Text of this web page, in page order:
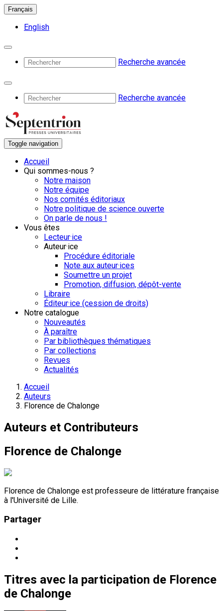
Français
English
Recherche avancée
Recherche avancée
Toggle navigation
Accueil
Qui sommes-nous ?
Notre maison
Notre équipe
Nos comités éditoriaux
Notre politique de science ouverte
On parle de nous !
Vous êtes
Lecteur·ice
Auteur·ice
Procédure éditoriale
Note aux auteur·ices
Soumettre un projet
Promotion, diffusion, dépôt-vente
Libraire
Éditeur·ice (cession de droits)
Notre catalogue
Nouveautés
À paraître
Par bibliothèques thématiques
Par collections
Revues
Actualités
Accueil
Auteurs
Florence de Chalonge
Auteurs et Contributeurs
Florence de Chalonge
Florence de Chalonge est professeure de littérature française
à l'Université de Lille.
Partager
Titres avec la participation de Florence
de Chalonge